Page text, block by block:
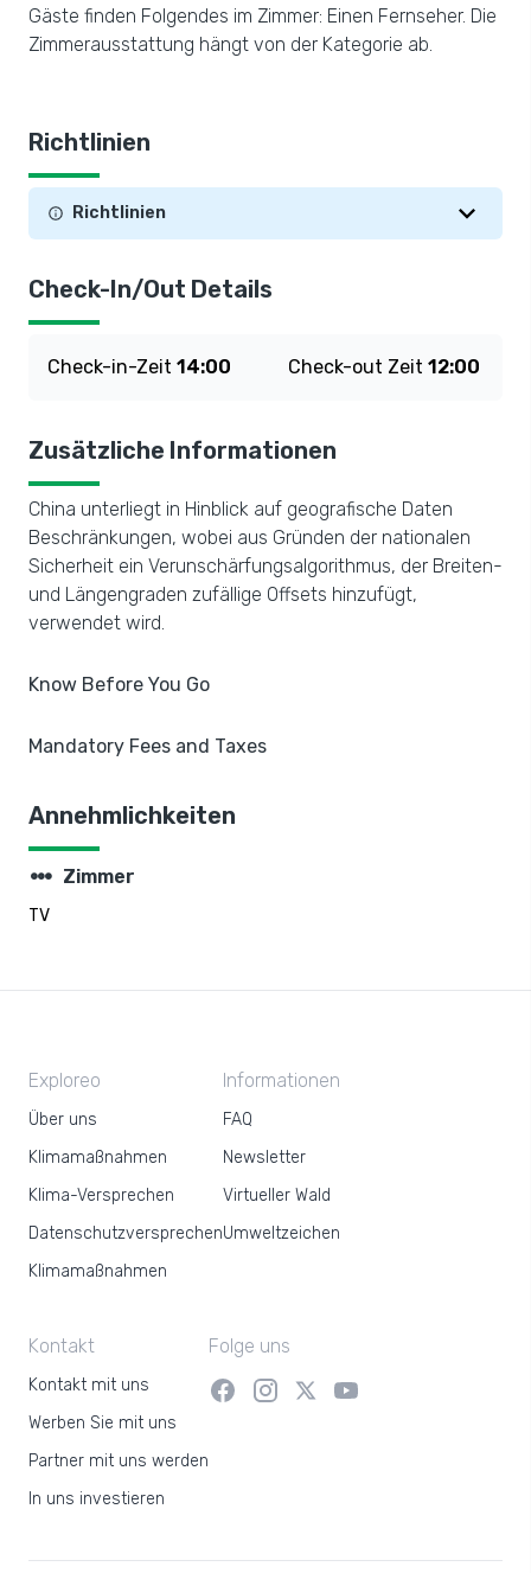
Gäste finden Folgendes im Zimmer: Einen Fernseher. Die
Zimmerausstattung hängt von der Kategorie ab.
Richtlinien
Richtlinien
Check-In/Out Details
Check-in-Zeit 14:00 Check-out Zeit 12:00
Zusätzliche Informationen
China unterliegt in Hinblick auf geografische Daten
Beschränkungen, wobei aus Gründen der nationalen
Sicherheit ein Verunschärfungsalgorithmus, der Breiten-
und Längengraden zufällige Offsets hinzufügt,
verwendet wird.
Know Before You Go
Mandatory Fees and Taxes
Annehmlichkeiten
steppers Zimmer
TV
Exploreo
Über uns
Klimamaßnahmen
Klima-Versprechen
Datenschutzversprechen
Klimamaßnahmen
Informationen
FAQ
Newsletter
Virtueller Wald
Umweltzeichen
Kontakt
Kontakt mit uns
Werben Sie mit uns
Partner mit uns werden
In uns investieren
Folge uns